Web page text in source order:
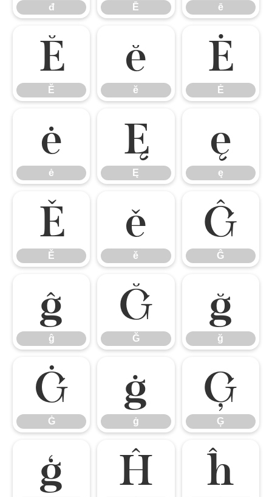
đ Ē ē
Ĕ
Ĕ
ĕ
ĕ
Ė
Ė
ė
ė
Ę
Ę
ę
ę
Ě
Ě
ě
ě
Ĝ
Ĝ
ĝ
ĝ
Ğ
Ğ
ğ
ğ
Ġ
Ġ
ġ
ġ
Ģ
Ģ
ģ Ĥ ĥ